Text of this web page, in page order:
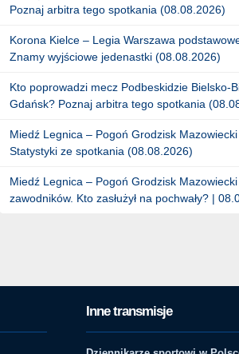
Poznaj arbitra tego spotkania (08.08.2026)
Korona Kielce – Legia Warszawa podstawowe
Znamy wyjściowe jedenastki (08.08.2026)
Kto poprowadzi mecz Podbeskidzie Bielsko-
Gdańsk? Poznaj arbitra tego spotkania
Miedź Legnica – Pogoń Grodzisk Mazowiecki
Statystyki ze spotkania (08.08.2026)
Miedź Legnica – Pogoń Grodzisk
zawodników. Kto zasłużył na pochwały? |
Inne transmisje